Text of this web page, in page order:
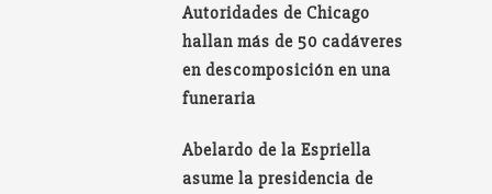
Autoridades de Chicago
hallan más de 50 cadáveres
en descomposición en una
funeraria
Abelardo de la Espriella
asume la presidencia de